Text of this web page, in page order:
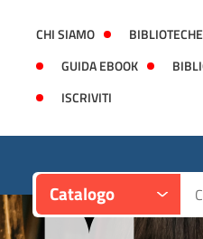
CHI SIAMO BIBLIOTECHE
GUIDA EBOOK
ISCRIVITI
Catalogo